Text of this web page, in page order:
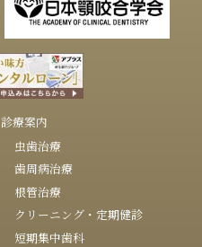
診療案内
虫歯治療
歯周病治療
根管治療
クリーニング・定期健診
短期集中歯科